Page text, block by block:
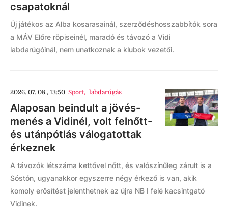
csapatoknál
Új játékos az Alba kosarasainál, szerződéshosszabbítók sora
a MÁV Előre röpiseinél, maradó és távozó a Vidi
labdarúgóinál, nem unatkoznak a klubok vezetői.
2026. 07. 08., 13:50 Sport, labdarúgás
Alaposan beindult a jövés-
menés a Vidinél, volt felnőtt-
és utánpótlás válogatottak
érkeznek
A távozók létszáma kettővel nőtt, és valószínűleg zárult is a
Sóstón, ugyanakkor egyszerre négy érkező is van, akik
komoly erősítést jelenthetnek az újra NB I felé kacsintgató
Vidinek.